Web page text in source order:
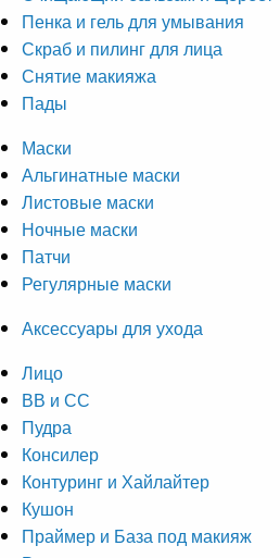
Пенка и гель для умывания
Скраб и пилинг для лица
Снятие макияжа
Пады
Маски
Альгинатные маски
Листовые маски
Ночные маски
Патчи
Регулярные маски
Аксессуары для ухода
Лицо
ВВ и СС
Пудра
Консилер
Контуринг и Хайлайтер
Кушон
Праймер и База под макияж